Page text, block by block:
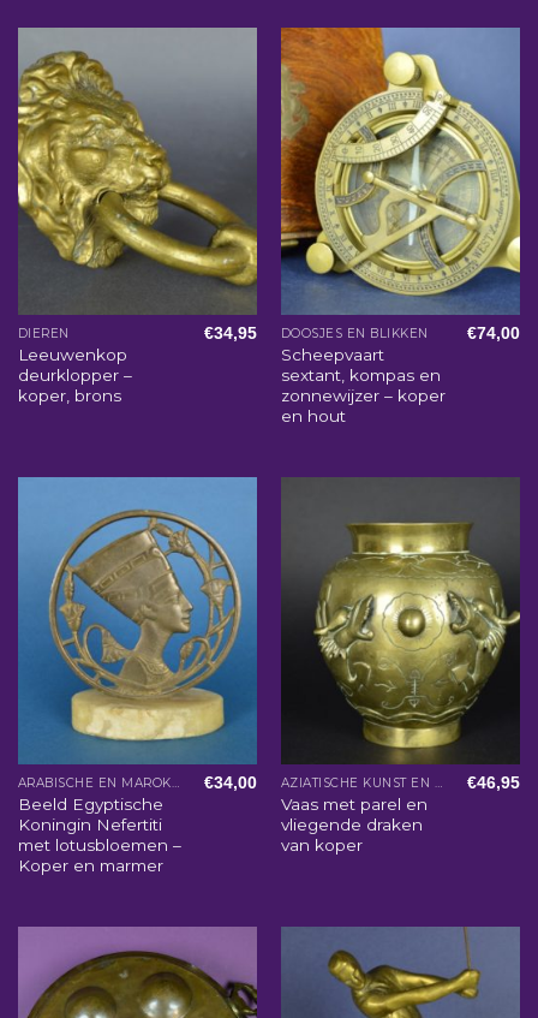
DIEREN
Leeuwenkop
deurklopper –
koper, brons
€34,95 DOOSJES EN BLIKKEN
Scheepvaart
sextant, kompas en
zonnewijzer – koper
en hout
€74,00
ARABISCHE EN MAROKKAANSE WOONACCESSOIRES
Beeld Egyptische
Koningin Nefertiti
met lotusbloemen –
Koper en marmer
€34,00 AZIATISCHE KUNST EN WOONACCESSOIRES
Vaas met parel en
vliegende draken
van koper
€46,95